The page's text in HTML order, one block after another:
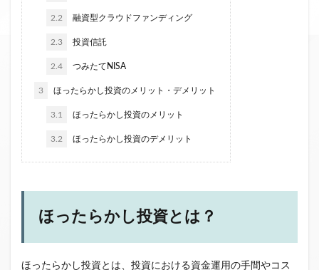
2.2 融資型クラウドファンディング
2.3 投資信託
2.4 つみたてNISA
3 ほったらかし投資のメリット・デメリット
3.1 ほったらかし投資のメリット
3.2 ほったらかし投資のデメリット
ほったらかし投資とは？
ほったらかし投資とは、投資における資金運用の手間やコス
セキュリティトークン
日本不動産クラウドファンディング協会